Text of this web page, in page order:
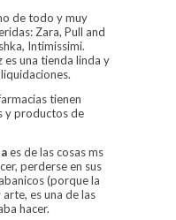
de todo y muy
Zara, Pull and
Intimissimi.
una tienda linda y
tienen
y productos de
es de las cosas ms
perderse en sus
(porque la
es una de las
hacer.